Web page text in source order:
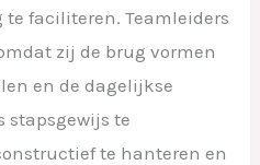
faciliteren. Teamleiders
zij de brug vormen
en de dagelijkse
stapsgewijs te
te hanteren en